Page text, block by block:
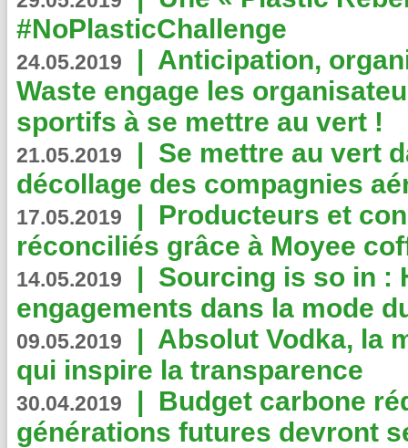
#NoPlasticChallenge
24.05.2019 | Anticipation,
Waste engage les
sportifs à se mettre au vert !
21.05.2019 | Se mettre au vert
décollage des compagnies
17.05.2019 | Producteurs et
réconciliés grâce à Moyee
14.05.2019 | Sourcing is so in :
engagements dans la mode
09.05.2019 | Absolut Vodka, la
qui inspire la transparence
30.04.2019 | Budget carbone
générations futures devront